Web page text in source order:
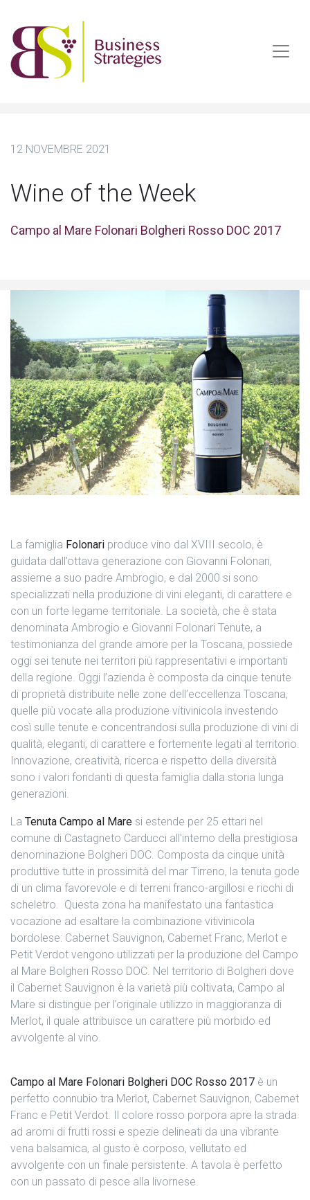
12 NOVEMBRE 2021
Wine of the Week
Campo al Mare Folonari Bolgheri Rosso DOC 2017
La famiglia Folonari produce vino dal XVIII secolo, è
guidata dall’ottava generazione con Giovanni Folonari,
assieme a suo padre Ambrogio, e dal 2000 si sono
specializzati nella produzione di vini eleganti, di carattere e
con un forte legame territoriale. La società, che è stata
denominata Ambrogio e Giovanni Folonari Tenute, a
testimonianza del grande amore per la Toscana, possiede
oggi sei tenute nei territori più rappresentativi e importanti
della regione. Oggi l’azienda è composta da cinque tenute
di proprietà distribuite nelle zone dell’eccellenza Toscana,
quelle più vocate alla produzione vitivinicola investendo
così sulle tenute e concentrandosi sulla produzione di vini di
qualità, eleganti, di carattere e fortemente legati al territorio.
Innovazione, creatività, ricerca e rispetto della diversità
sono i valori fondanti di questa famiglia dalla storia lunga
generazioni.
La Tenuta Campo al Mare si estende per 25 ettari nel
comune di Castagneto Carducci all'interno della prestigiosa
denominazione Bolgheri DOC. Composta da cinque unità
produttive tutte in prossimità del mar Tirreno, la tenuta gode
di un clima favorevole e di terreni franco-argillosi e ricchi di
scheletro. Questa zona ha manifestato una fantastica
vocazione ad esaltare la combinazione vitivinicola
bordolese: Cabernet Sauvignon, Cabernet Franc, Merlot e
Petit Verdot vengono utilizzati per la produzione del Campo
al Mare Bolgheri Rosso DOC. Nel territorio di Bolgheri dove
il Cabernet Sauvignon è la varietà più coltivata, Campo al
Mare si distingue per l’originale utilizzo in maggioranza di
Merlot, il quale attribuisce un carattere più morbido ed
avvolgente al vino.
Campo al Mare Folonari Bolgheri DOC Rosso 2017 è un
perfetto connubio tra Merlot, Cabernet Sauvignon, Cabernet
Franc e Petit Verdot. Il colore rosso porpora apre la strada
ad aromi di frutti rossi e spezie delineati da una vibrante
vena balsamica, al gusto è corposo, vellutato ed
avvolgente con un finale persistente. A tavola è perfetto
con un passato di pesce alla livornese.